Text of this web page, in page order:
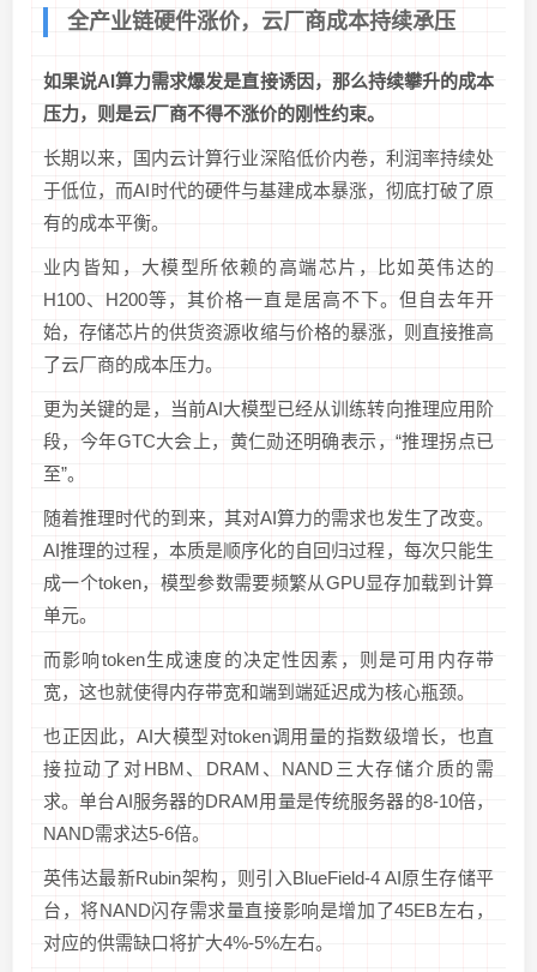
全产业链硬件涨价，云厂商成本持续承压
如果说AI算力需求爆发是直接诱因，那么持续攀升的成本
压力，则是云厂商不得不涨价的刚性约束。
长期以来，国内云计算行业深陷低价内卷，利润率持续处
于低位，而AI时代的硬件与基建成本暴涨，彻底打破了原
有的成本平衡。
业内皆知，大模型所依赖的高端芯片，比如英伟达的
H100、H200等，其价格一直是居高不下。但自去年开
始，存储芯片的供货资源收缩与价格的暴涨，则直接推高
了云厂商的成本压力。
更为关键的是，当前AI大模型已经从训练转向推理应用阶
段，今年GTC大会上，黄仁勋还明确表示，“推理拐点已
至”。
随着推理时代的到来，其对AI算力的需求也发生了改变。
AI推理的过程，本质是顺序化的自回归过程，每次只能生
成一个token，模型参数需要频繁从GPU显存加载到计算
单元。
而影响token生成速度的决定性因素，则是可用内存带
宽，这也就使得内存带宽和端到端延迟成为核心瓶颈。
也正因此，AI大模型对token调用量的指数级增长，也直
接拉动了对HBM、DRAM、NAND三大存储介质的需
求。单台AI服务器的DRAM用量是传统服务器的8-10倍，
NAND需求达5-6倍。
英伟达最新Rubin架构，则引入BlueField-4 AI原生存储平
台，将NAND闪存需求量直接影响是增加了45EB左右，
对应的供需缺口将扩大4%-5%左右。